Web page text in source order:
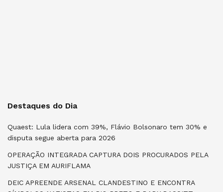
Destaques do Dia
Quaest: Lula lidera com 39%, Flávio Bolsonaro tem 30% e
disputa segue aberta para 2026
OPERAÇÃO INTEGRADA CAPTURA DOIS PROCURADOS PELA
JUSTIÇA EM AURIFLAMA
DEIC APREENDE ARSENAL CLANDESTINO E ENCONTRA